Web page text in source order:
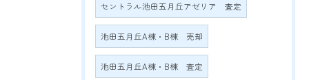
セントラル池田五月丘アゼリア 査定
池田五月丘A棟・B棟 売却
池田五月丘A棟・B棟 査定